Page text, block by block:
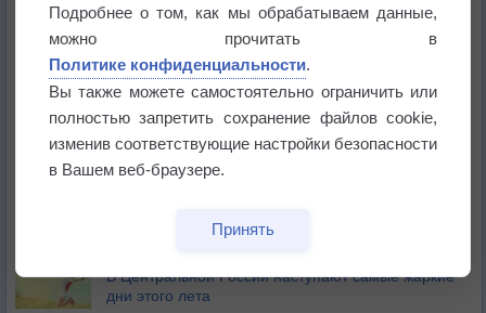
Погода в Краснодаре 6 августа
Погода в Санкт-Петербурге 6 августа
Погода в Москве 6 августа
В Центральной России наступают самые жаркие
дни этого лета
Подробнее о том, как мы обрабатываем данные,
можно прочитать в
Политике конфиденциальности.
Вы также можете самостоятельно ограничить или
полностью запретить сохранение файлов cookie,
изменив соответствующие настройки безопасности
в Вашем веб-браузере.
Принять